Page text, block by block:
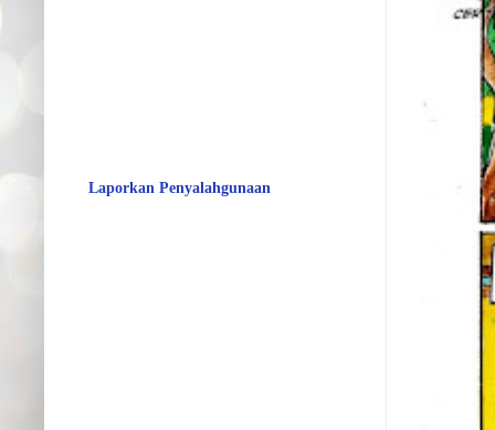
Laporkan Penyalahgunaan